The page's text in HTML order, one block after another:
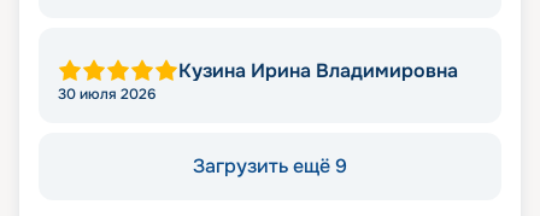
Кузина Ирина Владимировна
30 июля 2026
Загрузить ещё 9